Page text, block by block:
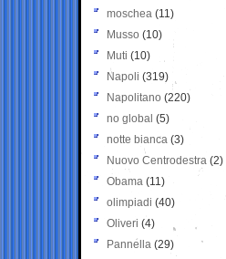
moschea (11)
Musso (10)
Muti (10)
Napoli (319)
Napolitano (220)
no global (5)
notte bianca (3)
Nuovo Centrodestra (2)
Obama (11)
olimpiadi (40)
Oliveri (4)
Pannella (29)